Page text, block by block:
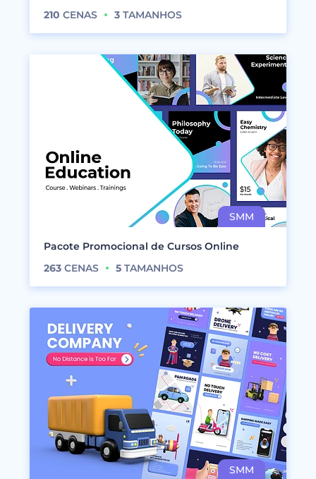
210 CENAS 3 TAMANHOS
Pacote Promocional de Cursos Online
263 CENAS 5 TAMANHOS